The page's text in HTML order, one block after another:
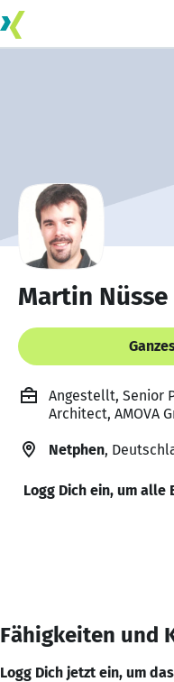
Martin Nüsse
Angestellt, Senior
Architect, AMOVA
Netphen,
Logg Dich ein, um alle
Fähigkeiten und
Logg Dich jetzt ein, um